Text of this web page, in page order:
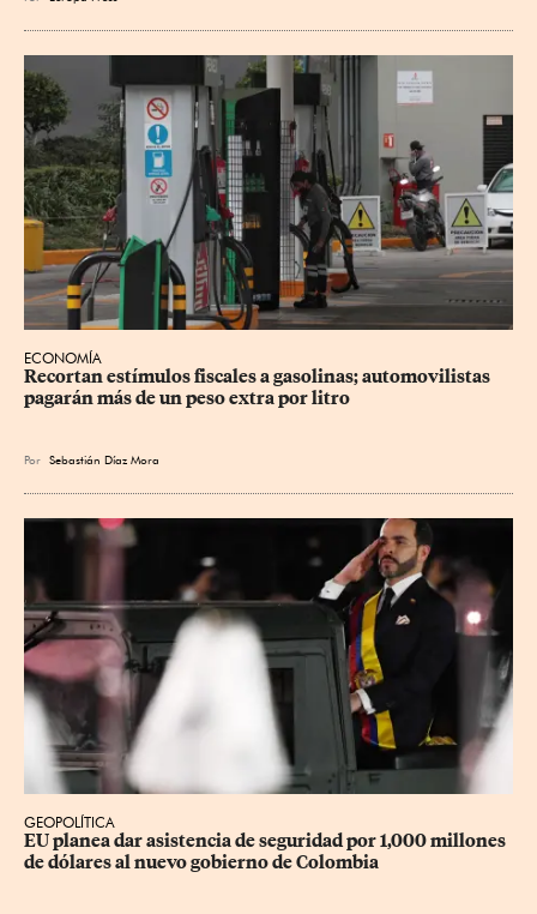
ECONOMÍA
Recortan estímulos fiscales a gasolinas; automovilistas
pagarán más de un peso extra por litro
Por Sebastián Díaz Mora
GEOPOLÍTICA
EU planea dar asistencia de seguridad por 1,000 millones
de dólares al nuevo gobierno de Colombia